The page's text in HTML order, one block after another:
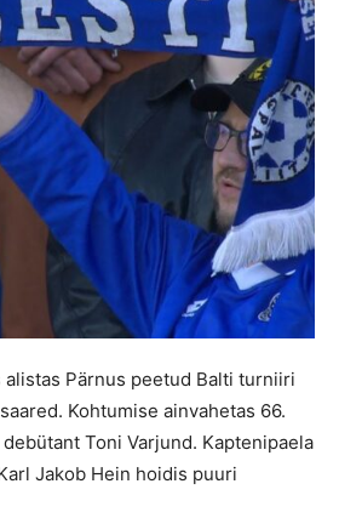
Pärnus peetud Balti turniiri
Kohtumise ainvahetas 66.
Toni Varjund. Kaptenipaela
Jakob Hein hoidis puuri